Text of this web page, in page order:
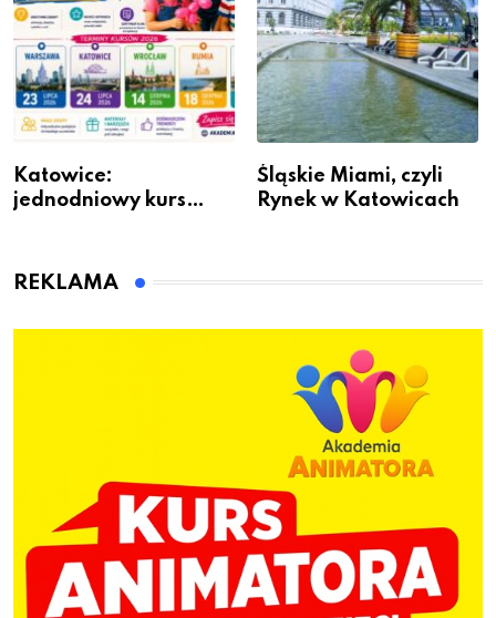
Katowice:
jednodniowy kurs
dzieci
Śląskie Miami, czyli
Rynek w Katowicach
REKLAMA